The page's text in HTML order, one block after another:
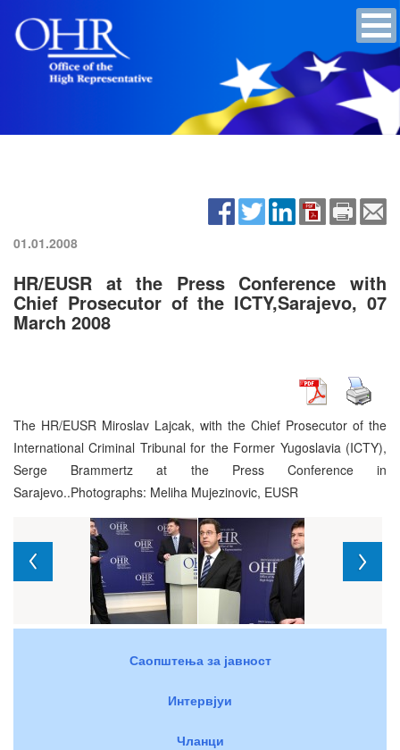
01.01.2008
HR/EUSR at the Press Conference with
Chief Prosecutor of the ICTY,Sarajevo, 07
March 2008
The HR/EUSR Miroslav Lajcak, with the Chief Prosecutor of the
International Criminal Tribunal for the Former Yugoslavia (ICTY),
Serge Brammertz at the Press Conference in
Sarajevo..Photographs: Meliha Mujezinovic, EUSR
Саопштења за јавност
Интервјуи
Чланци